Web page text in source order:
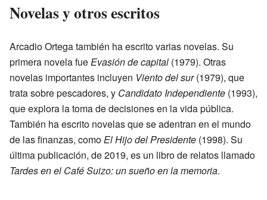
Novelas y otros escritos
Arcadio Ortega también ha escrito varias novelas. Su
primera novela fueEvasión de capital (1979). Otras
novelas importantes incluyen Viento del sur(1979), que
trata sobre pescadores, y Candidato Independiente (1993),
que explora la toma de decisiones en la vida pública.
También ha escrito novelas que se adentran en el mundo
de las finanzas, comoEl Hijo del Presidente (1998). Su
última publicación, de 2019, es un libro de relatos llamado
Tardes en el Café Suizo: un sueño en la memoria.